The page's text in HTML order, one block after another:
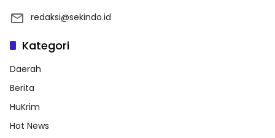
redaksi@sekindo.id
Kategori
Daerah
Berita
HuKrim
Hot News